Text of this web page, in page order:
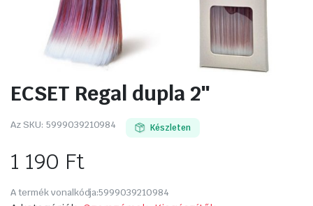
ECSET Regal dupla 2″
Az SKU: 5999039210984 Készleten
1 190 Ft
A termék vonalkódja:5999039210984